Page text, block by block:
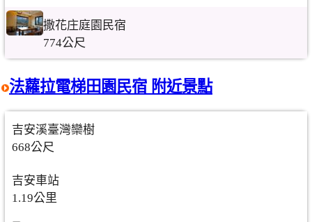
撒花庄庭園民宿
774公尺
法蘿拉電梯田園民宿 附近景點
吉安溪臺灣欒樹
668公尺
吉安車站
1.19公里